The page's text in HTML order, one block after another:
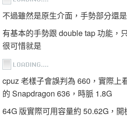
不過雖然是原生介面，手勢部分還
有基本的手勢跟 double tap 功能，
很可惜就是
cpuz 老樣子會誤判為 660，實際上
的 Snapdragon 636，時脈 1.8G
64G 版實際可用容量約 50.62G，